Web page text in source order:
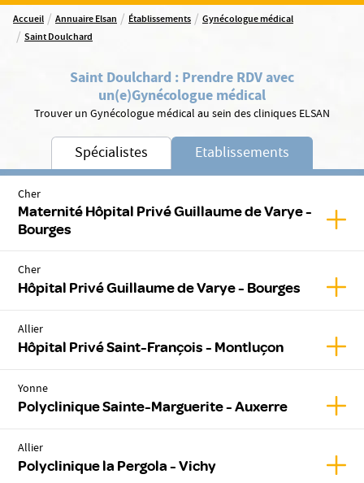
Accueil / Annuaire Elsan / Établissements / Gynécologue médical
/ Saint Doulchard
Saint Doulchard : Prendre RDV avec
un(e)Gynécologue médical
Trouver un Gynécologue médical au sein des cliniques ELSAN
Spécialistes Etablissements
Cher
Maternité Hôpital Privé Guillaume de Varye -
Bourges
Cher
Hôpital Privé Guillaume de Varye - Bourges
Allier
Hôpital Privé Saint-François - Montluçon
Yonne
Polyclinique Sainte-Marguerite - Auxerre
Allier
Polyclinique la Pergola - Vichy